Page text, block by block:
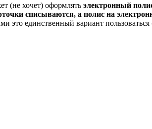
(не хочет) оформлять электронный
списываются, а полис на
это единственный вариант